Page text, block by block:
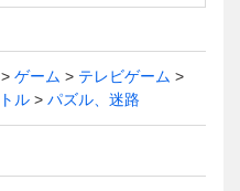
ゲーム
テレビゲーム
ル パズル、迷路